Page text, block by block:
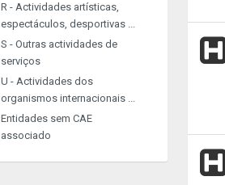
R - Actividades artísticas,
espectáculos, desportivas ...
S - Outras actividades de
serviços
U - Actividades dos
organismos internacionais ...
Entidades sem CAE
associado